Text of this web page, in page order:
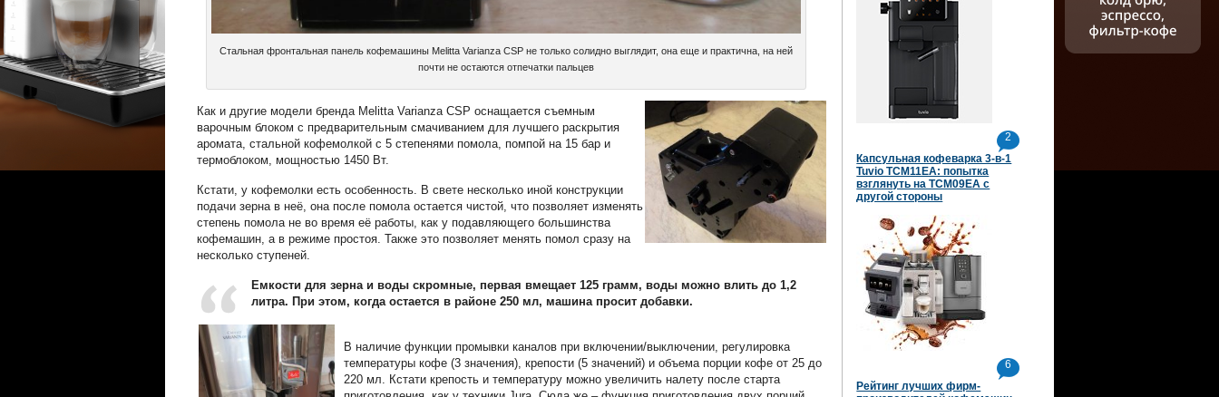
Стальная фронтальная панель кофемашины Melitta Varianza CSP не только солидно выглядит, она еще и практична, на ней
почти не остаются отпечатки пальцев
Как и другие модели бренда Melitta Varianza CSP оснащается съемным
варочным блоком с предварительным смачиванием для лучшего раскрытия
аромата, стальной кофемолкой с 5 степенями помола, помпой на 15 бар и
термоблоком, мощностью 1450 Вт.
Кстати, у кофемолки есть особенность. В свете несколько иной конструкции
подачи зерна в неё, она после помола остается чистой, что позволяет изменять
степень помола не во время её работы, как у подавляющего большинства
кофемашин, а в режиме простоя. Также это позволяет менять помол сразу на
несколько ступеней.
Емкости для зерна и воды скромные, первая вмещает 125 грамм, воды можно влить до 1,2
литра. При этом, когда остается в районе 250 мл, машина просит добавки.
В наличие функции промывки каналов при включении/выключении, регулировка
температуры кофе (3 значения), крепости (5 значений) и объема порции кофе от 25 до
220 мл. Кстати крепость и температуру можно увеличить налету после старта
2
Капсульная кофеварка 3-в-1
Tuvio TCM11EA: попытка
взглянуть на TCM09EA с
другой стороны
6
Рейтинг лучших фирм-